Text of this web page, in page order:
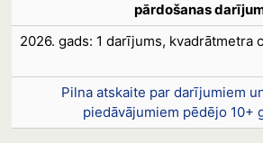
pārdošanas
2026. gads: 1 darījums, kvadrātmetra
Pilna atskaite par darījumiem
piedāvājumiem pēdējo 10+